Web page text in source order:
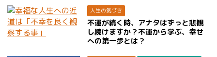
人生の気づき
不運が続く時、アナタはずっと悲観
し続けますか？不運から学ぶ、幸せ
への第一歩とは？